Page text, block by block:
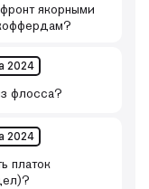
якорными
2024
флосса?
2024
платок